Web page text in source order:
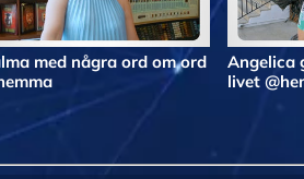
med några ord om ord
Angelica
livet